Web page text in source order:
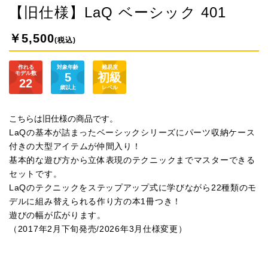
【旧仕様】LaQ ベーシック 401
￥5,500(税込)
作れる
モデル数
22
対象年齢
5
歳以上
難易度
初級
レベル
こちらは旧仕様の商品です。
LaQの基本が詰まったベーシックシリーズにパーツ収納ケース
付きの大型アイテムが仲間入り！
基本的な遊び方から立体表現のテクニックまでマスターできる
セットです。
LaQのテクニックをステップアップ式に学びながら22種類のモ
デルに組み替えられる作り方の本1冊つき！
遊びの幅が広がります。
（2017年2月下旬発売/2026年3月仕様変更）